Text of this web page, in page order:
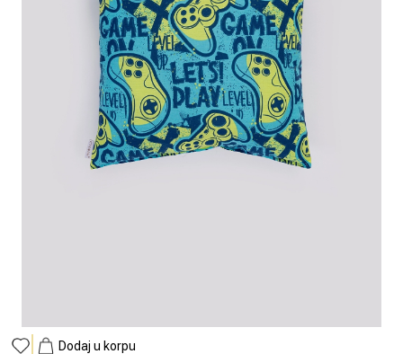
Dodaj u korpu